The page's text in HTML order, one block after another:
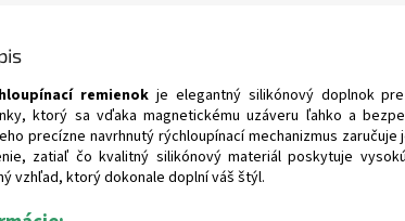
remienokje elegantný silikónový doplnok
ktorý sa vďaka magnetickému uzáveru ľahko a
precízne navrhnutý rýchloupínací mechanizmus zaručuje
zatiaľ čo kvalitný silikónový materiál poskytuje
vzhľad, ktorý dokonale doplní váš štýl.